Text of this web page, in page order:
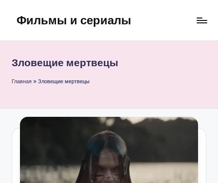
Перейти
содержимому
Фильмы и сериалы
Зловещие мертвецы
Главная » Зловещие мертвецы